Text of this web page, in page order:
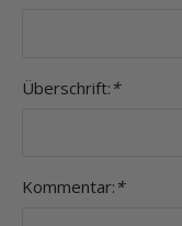
Überschrift: *
Kommentar: *